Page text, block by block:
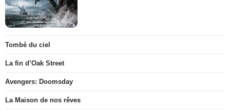
Tombé du ciel
La fin d’Oak Street
Avengers: Doomsday
La Maison de nos rêves